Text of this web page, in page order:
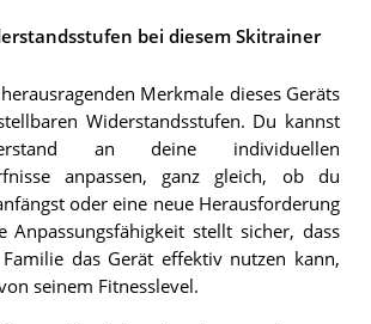
bei diesem Skitrainer
Merkmale dieses Geräts
Widerstandsstufen. Du kannst
an deine individuellen
anpassen, ganz gleich, ob du
oder eine neue Herausforderung
Anpassungsfähigkeit stellt sicher, dass
das Gerät effektiv nutzen kann,
seinem Fitnesslevel.